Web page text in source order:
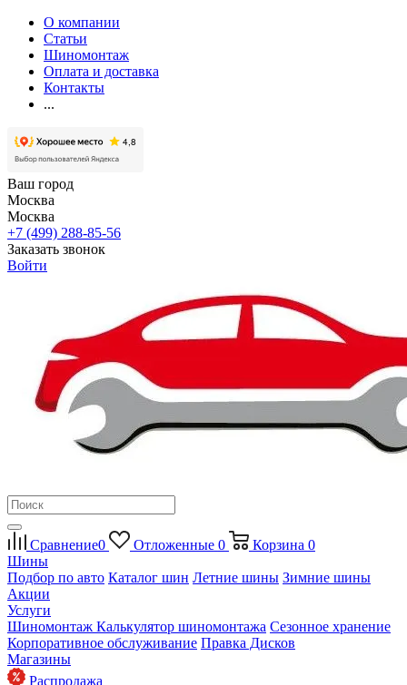
О компании
Статьи
Шиномонтаж
Оплата и доставка
Контакты
...
Ваш город
Москва
Москва
+7 (499) 288-85-56
Заказать звонок
Войти
Сравнение0 Отложенные 0 Корзина 0
Шины
Подбор по авто Каталог шин Летние шины Зимние шины
Акции
Услуги
Шиномонтаж Калькулятор шиномонтажа Сезонное хранение
Корпоративное обслуживание Правка Дисков
Магазины
Распродажа